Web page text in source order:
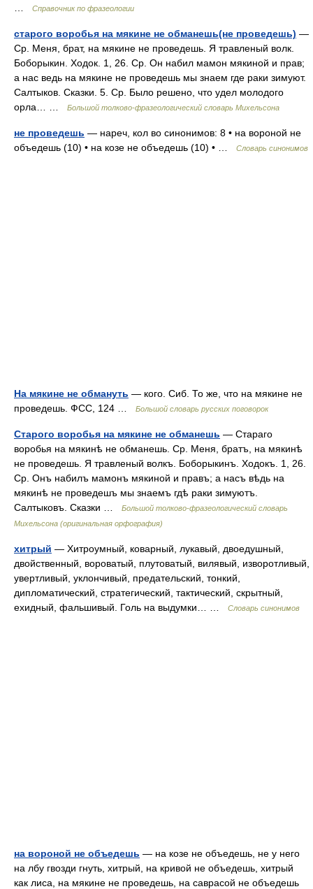
Справочник по фразеологии
старого воробья на мякине не обманешь(не проведешь) —
Ср. Меня, брат, на мякине не проведешь. Я травленый волк.
Боборыкин. Ходок. 1, 26. Ср. Он набил мамон мякиной и прав;
а нас ведь на мякине не проведешь мы знаем где раки зимуют.
Салтыков. Сказки. 5. Ср. Было решено, что удел молодого
орла… …
Большой толково-фразеологический словарь Михельсона
не проведешь — нареч, кол во синонимов: 8 • на вороной не
объедешь (10) • на козе не объедешь (10) • …
Словарь синонимов
На мякине не обмануть — кого. Сиб. То же, что на мякине не
проведешь. ФСС, 124 …
Большой словарь русских поговорок
Старого воробья на мякине не обманешь — Стараго
воробья на мякинѣ не обманешь. Ср. Меня, братъ, на мякинѣ
не проведешь. Я травленый волкъ. Боборыкинъ. Ходокъ. 1, 26.
Ср. Онъ набилъ мамонъ мякиной и правъ; а насъ вѣдь на
мякинѣ не проведешъ мы знаемъ гдѣ раки зимуютъ.
Салтыковъ. Сказки …
Большой толково-фразеологический словарь
Михельсона (оригинальная орфография)
хитрый — Хитроумный, коварный, лукавый, двоедушный,
двойственный, вороватый, плутоватый, вилявый, изворотливый,
увертливый, уклончивый, предательский, тонкий,
дипломатический, стратегический, тактический, скрытный,
ехидный, фальшивый. Голь на выдумки… …
Словарь синонимов
на вороной не объедешь — на козе не объедешь, не у него
на лбу гвозди гнуть, хитрый, на кривой не объедешь, хитрый
как лиса, на мякине не проведешь, на саврасой не объедешь